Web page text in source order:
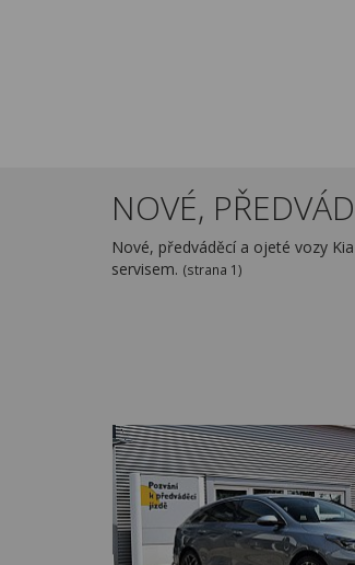
NOVÉ,
Nové, předváděcí a ojeté vozy
servisem. (strana 1)